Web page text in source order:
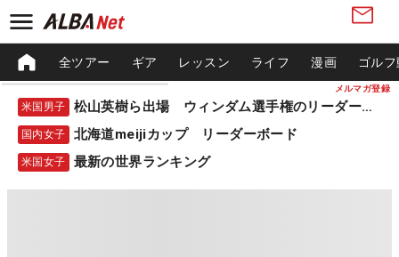
メルマガ登録
全ツアー ギア レッスン ライフ 漫画 ゴル
米国男子 松山英樹ら出場 ウィンダム選手権のリーダーボード
国内女子 北海道meijiカップ リーダーボード
米国女子 最新の世界ランキング